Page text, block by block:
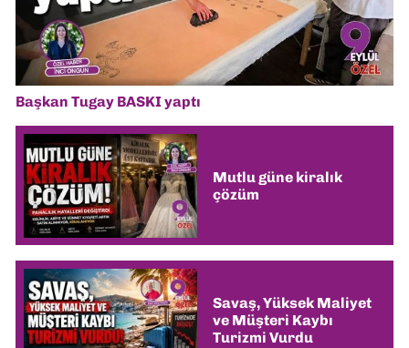
Başkan Tugay BASKI yaptı
Mutlu güne kiralık
çözüm
Savaş, Yüksek Maliyet
ve Müşteri Kaybı
Turizmi Vurdu